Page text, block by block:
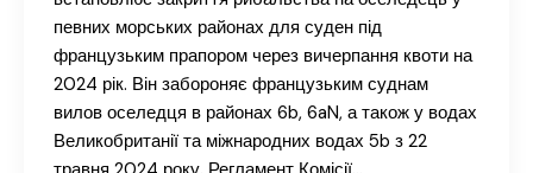
певних морських районах для суден під
французьким прапором через вичерпання квоти на
2024 рік. Він забороняє французьким суднам
вилов оселедця в районах 6b, 6aN, а також у водах
Великобританії та міжнародних водах 5b з 22